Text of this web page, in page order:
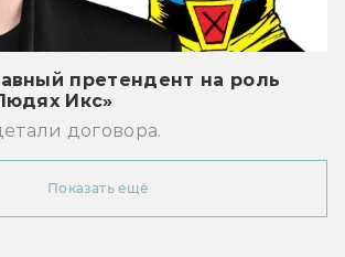
претендент на роль
Икс»
договора.
Показать ещё